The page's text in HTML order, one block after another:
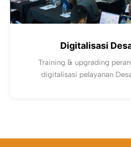
Digitalisasi
Training & upgrading
digitalisasi pelayanan